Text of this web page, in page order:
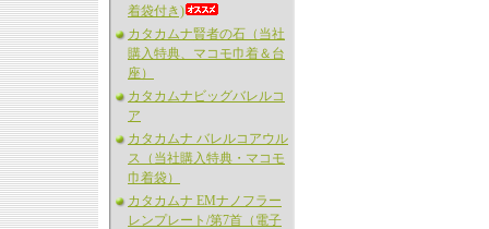
着袋付き)
カタカムナ賢者の石（当社
購入特典、マコモ巾着＆台
座）
カタカムナビッグバレルコ
ア
カタカムナ バレルコアウル
ス（当社購入特典・マコモ
巾着袋）
カタカムナ EMナノフラー
レンプレート/第7首（電子